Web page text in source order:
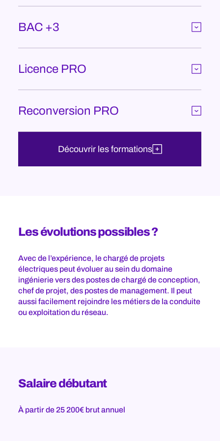
BAC +3
Licence PRO
Reconversion PRO
Découvrir les formations
Les évolutions possibles ?
Avec de l’expérience, le chargé de projets
électriques peut évoluer au sein du domaine
ingénierie vers des postes de chargé de conception,
chef de projet, des postes de management. Il peut
aussi facilement rejoindre les métiers de la conduite
ou exploitation du réseau.
Salaire débutant
À partir de 25 200€ brut annuel